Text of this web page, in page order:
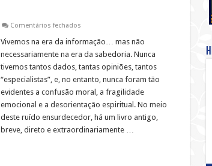
Comentários fechadosem
O
Manual
de
Sabedoria
que
Pode
Salvar
a
Tua
Vida
(e
a
Tua
Vivemos na era da informação… mas não
necessariamente na era da sabedoria. Nunca
tivemos tantos dados, tantas opiniões, tantos
“especialistas”, e, no entanto, nunca foram tão
evidentes a confusão moral, a fragilidade
emocional e a desorientação espiritual. No meio
deste ruído ensurdecedor, há um livro antigo,
breve, direto e extraordinariamente …